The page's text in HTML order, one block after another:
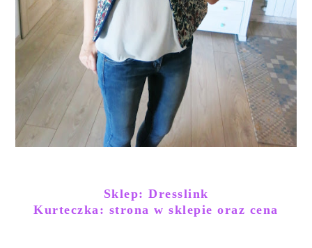
Sklep: Dresslink
Kurteczka: strona w sklepie oraz cena